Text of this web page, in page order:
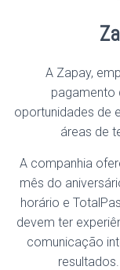
A Zapay,
pagamento
oportunidades de
áreas de
A companhia
mês do
horário e
devem ter
comunicação